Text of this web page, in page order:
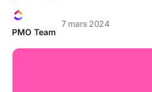
PMO Team
7 mars 2024